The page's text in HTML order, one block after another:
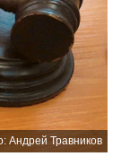
Андрей Травников